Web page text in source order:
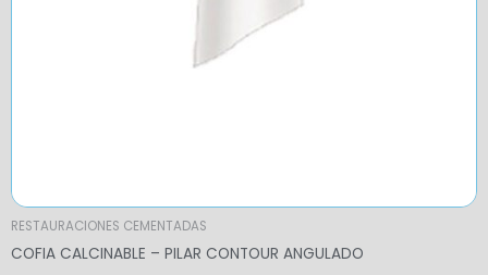
RESTAURACIONES CEMENTADAS
COFIA CALCINABLE – PILAR CONTOUR ANGULADO